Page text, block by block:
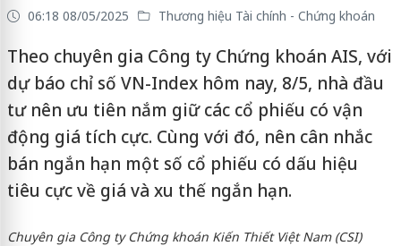
06:18 08/05/2025 Thương hiệu Tài chính - Chứng khoán
Theo chuyên gia Công ty Chứng khoán AIS, với
dự báo chỉ số VN-Index hôm nay, 8/5, nhà đầu
tư nên ưu tiên nắm giữ các cổ phiếu có vận
động giá tích cực. Cùng với đó, nên cân nhắc
bán ngắn hạn một số cổ phiếu có dấu hiệu
tiêu cực về giá và xu thế ngắn hạn.
Chuyên gia Công ty Chứng khoán Kiến Thiết Việt Nam (CSI)